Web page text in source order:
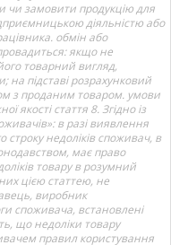
чи замовити продукцію для
діяльністю або
обмін або
якщо не
товарний вигляд,
на підставі розрахунковий
з проданим товаром. умови
якості стаття 8. Згідно із
в разі виявлення
строку недоліків споживач, в
має право
товару в розумний
цією статтею, не
виробник
споживача, встановлені
що недоліки товару
правил користування